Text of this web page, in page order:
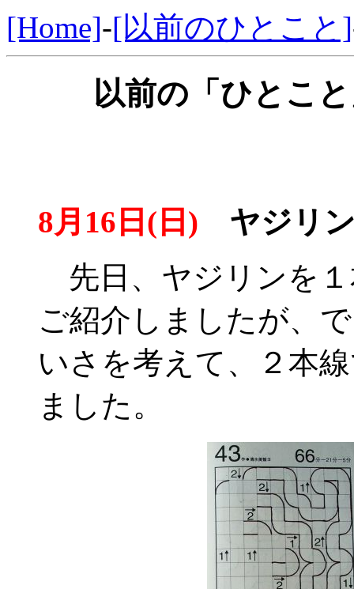
[Home]-[以前のひとこと]
以前の「ひとこ
8月16日(日) ヤジリン
先日、ヤジリンを
ご紹介しましたが、
いさを考えて、２本
ました。